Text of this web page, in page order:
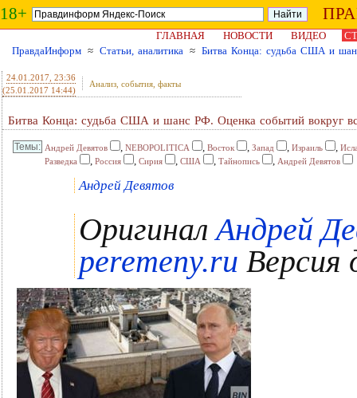
18+
ГЛАВНАЯ НОВОСТИ ВИДЕО
ПравдаИнформ ≈ Статьи, аналитика ≈ Битва Конца: судьба США и
24.01.2017 , 23:36
(25.01.2017 14:44)
Анализ, события, факты
Битва Конца: судьба США и шанс РФ. Оценка событий вокруг
Андрей Девятов , NEBOPOLITICA , Восток , Запад , Израиль ,
Разведка
, Россия , Сирия , США , Тайнопись , Андрей Девятов
Андрей Девятов
ОригиналАндрей
peremeny.ru Версия